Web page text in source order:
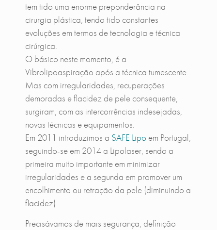
tem tido uma enorme preponderância na
cirurgia plástica, tendo tido constantes
evoluções em termos de tecnologia e técnica
cirúrgica.
O básico neste momento, é a
Vibrolipoaspiração após a técnica tumescente.
Mas com irregularidades, recuperações
demoradas e flacidez de pele consequente,
surgiram, com as intercorrências indesejadas,
novas técnicas e equipamentos.
Em 2011 introduzimos a SAFE Lipo em Portugal,
seguindo-se em 2014 a Lipolaser, sendo a
primeira muito importante em minimizar
irregularidades e a segunda em promover um
encolhimento ou retração da pele (diminuindo a
flacidez).
Precisávamos de mais segurança, definição